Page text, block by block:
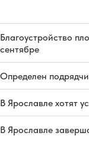
Благоустройство
сентябре
Определен
В Ярославле хотят
В Ярославле